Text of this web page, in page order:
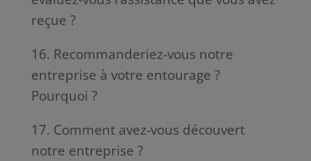
reçue ?
16. Recommanderiez-vous notre
entreprise à votre entourage ?
Pourquoi ?
17. Comment avez-vous découvert
notre entreprise ?